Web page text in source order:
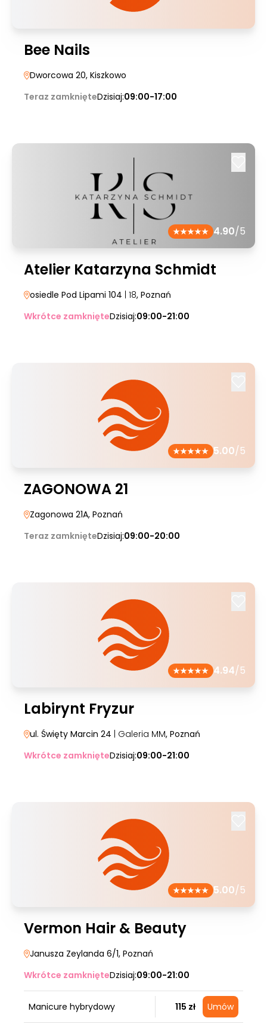
Bee Nails
Dworcowa 20, Kiszkowo
Teraz zamknięteDzisiaj:09:00-17:00
4.90/5
Atelier Katarzyna Schmidt
osiedle Pod Lipami 104 | 18, Poznań
Wkrótce zamknięteDzisiaj:09:00-21:00
5.00/5
ZAGONOWA 21
Zagonowa 21A, Poznań
Teraz zamknięteDzisiaj:09:00-20:00
4.94/5
Labirynt Fryzur
ul. Święty Marcin 24 | Galeria MM, Poznań
Wkrótce zamknięteDzisiaj:09:00-21:00
5.00/5
Vermon Hair & Beauty
Janusza Zeylanda 6/1, Poznań
Wkrótce zamknięteDzisiaj:09:00-21:00
Manicure hybrydowy 115 zł Umów